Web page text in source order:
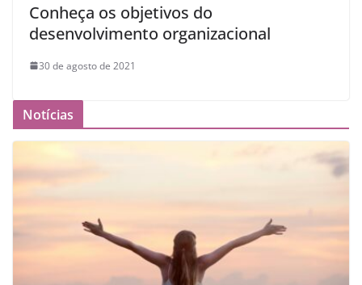
Conheça os objetivos do
desenvolvimento organizacional
30 de agosto de 2021
Notícias